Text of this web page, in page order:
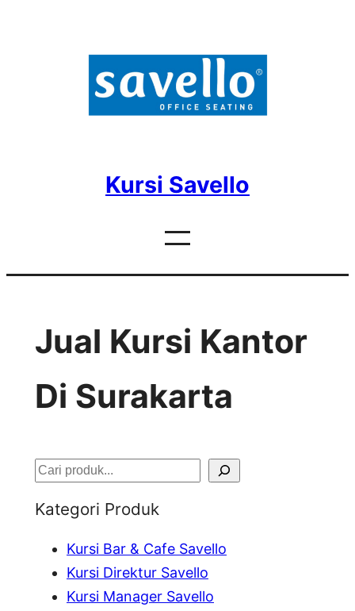
Kursi Savello
Jual Kursi Kantor
Di Surakarta
S
Kategori Produk
Kursi Bar & Cafe Savello
Kursi Direktur Savello
Kursi Manager Savello